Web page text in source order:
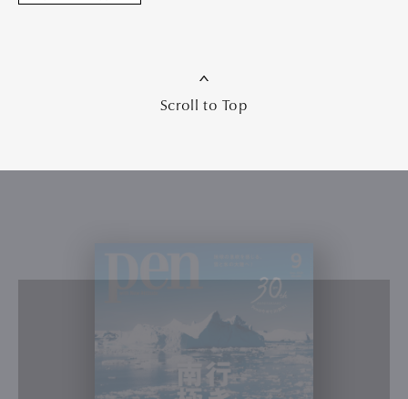
Scroll to Top